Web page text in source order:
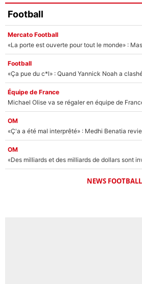
Football
Mercato Football
Football
Équipe de France
OM
OM
NEWS FOOTBALL